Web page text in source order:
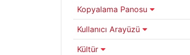
Kopyalama Panosu
Kullanıcı Arayüzü
Kültür